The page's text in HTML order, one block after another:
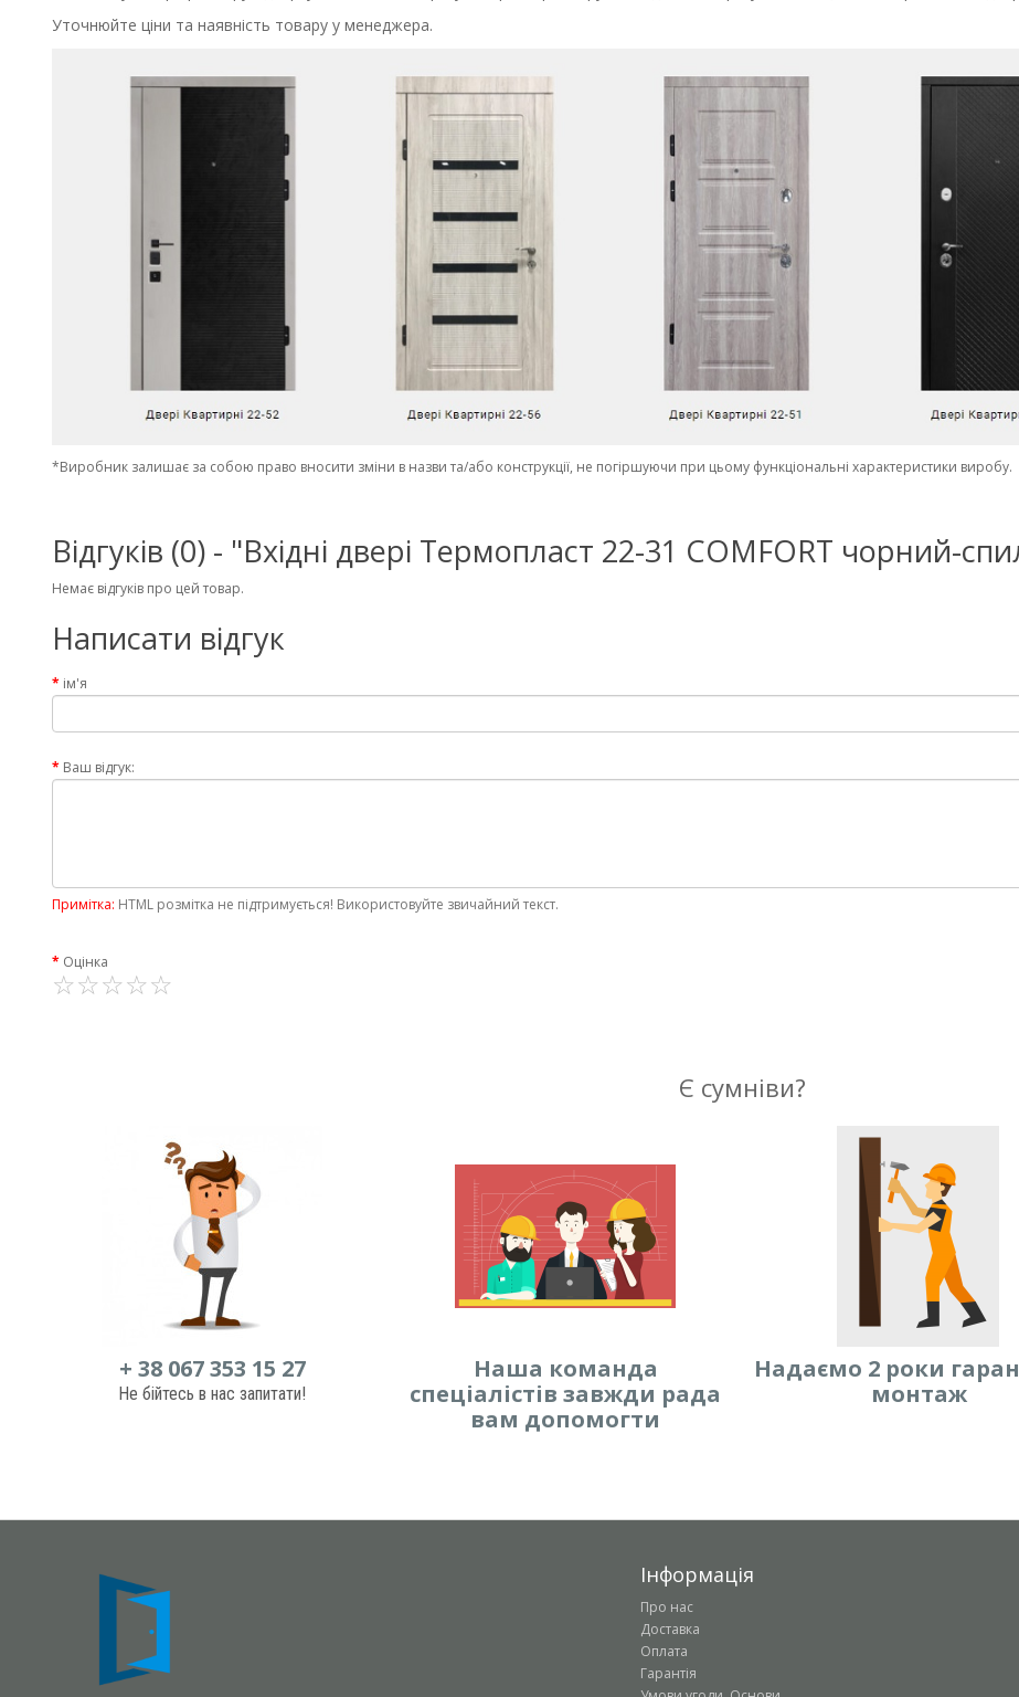
Уточнюйте ціни та наявність товару у менеджера.
*Виробник залишає за собою право вносити зміни в назви та/або конструкції, не погіршуючи при цьому функціональні характеристики виробу.
Відгуків (0) - "Вхідні двері Термопласт 22-31 COMFORT чорний-
Немає відгуків про цей товар.
Написати відгук
ім'я
Ваш відгук:
Примітка: HTML розмітка не підтримується! Використовуйте звичайний текст.
Оцінка
Є сумніви?
+ 38 067 353 15 27
Не бійтесь в нас запитати!
Наша команда
спеціалістів завжди рада
вам допомогти
Надаємо 2 роки
монтаж
Інформація
Про нас
Доставка
Оплата
Гарантія